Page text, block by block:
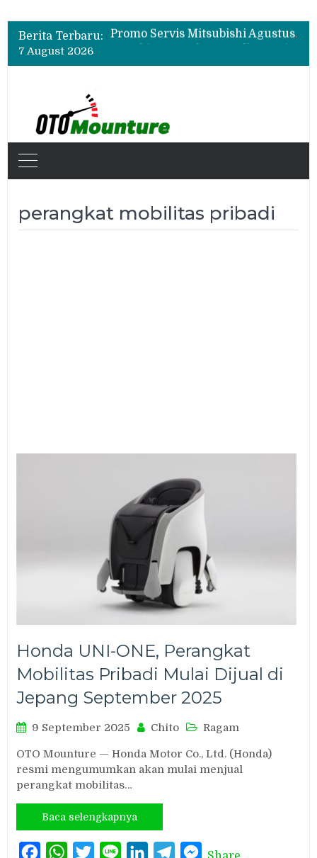
Berita Terbaru:
Promo Servis Mitsubishi Agustus 2026, Ada Diskon ESP dan Bodi & Cat Kilau Merdeka
Suzuki XL7 Terbaru Jadi Favorit Test Drive di GIIAS 2026, Ini Fitur yang Paling Dipuji
7 August 2026
perangkat mobilitas pribadi
Honda UNI-ONE, Perangkat
Mobilitas Pribadi Mulai Dijual di
Jepang September 2025
9 September 2025 Chito Ragam
OTO Mounture — Honda Motor Co., Ltd. (Honda)
resmi mengumumkan akan mulai menjual
perangkat mobilitas…
Baca selengkapnya
FacebookWhatsAppTwitterLine LinkedInTelegramMessenger